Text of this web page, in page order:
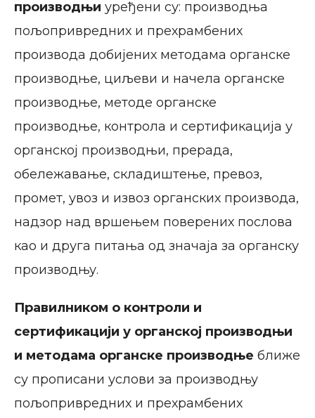
производњи уређени су: производња
пољопривредних и прехрамбених
производа добијених методама органске
производње, циљеви и начела органске
производње, методе органске
производње, контрола и сертификација у
органској производњи, прерада,
обележавање, складиштење, превоз,
промет, увоз и извоз органских производа,
надзор над вршењем поверених послова
као и друга питања од значаја за органску
производњу.
Правилником о контроли и
сертификацији у органској производњи
и методама органске производње ближе
су прописани услови за производњу
пољопривредних и прехрамбених